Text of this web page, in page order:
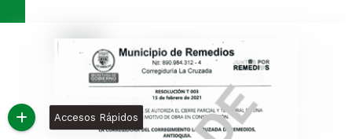
Accesos Rápidos